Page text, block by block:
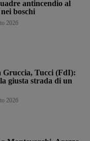
antincendio al
boschi
2026
Gruccia, Tucci (FdI):
giusta strada di un
2026